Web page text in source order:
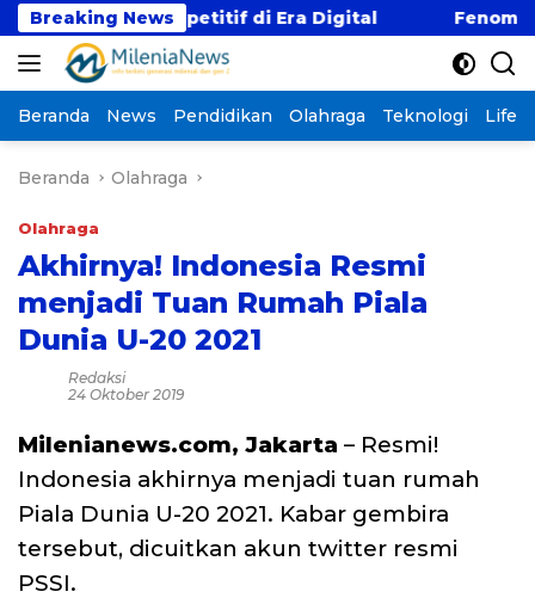
Langsung
ke
konten
Breaking News
Gaji Kompetitif di Era Digital Fenomena
Beranda News Pendidikan Olahraga Teknologi
Beranda Olahraga
Olahraga
Akhirnya! Indonesia Resmi
menjadi Tuan Rumah Piala
Dunia U-20 2021
Redaksi
24 Oktober 2019
Milenianews.com, Jakarta – Resmi!
Indonesia akhirnya menjadi tuan rumah
Piala Dunia U-20 2021. Kabar gembira
tersebut, dicuitkan akun twitter resmi
PSSI.